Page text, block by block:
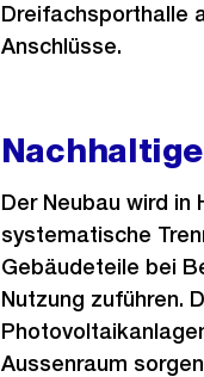
Dreifachsporthalle
Anschlüsse.
Der Neubau wird
systematische
Gebäudeteile bei
Nutzung zuführen.
Aussenraum